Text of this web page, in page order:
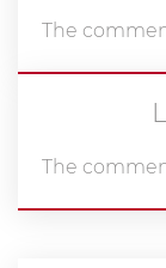
The
The